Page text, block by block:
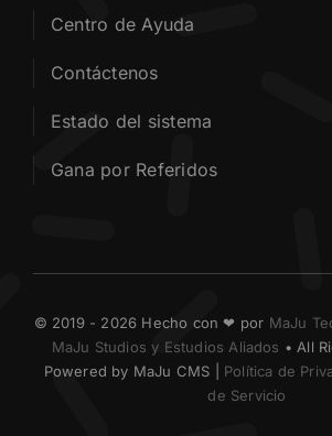
Centro de Ayuda
Contáctenos
Estado del sistema
Gana por Referidos
© 2019 - 2026 Hecho con ❤ por MaJu
MaJu Studios y Estudios Aliados • All
Powered by MaJu CMS | Política de
de Servicio